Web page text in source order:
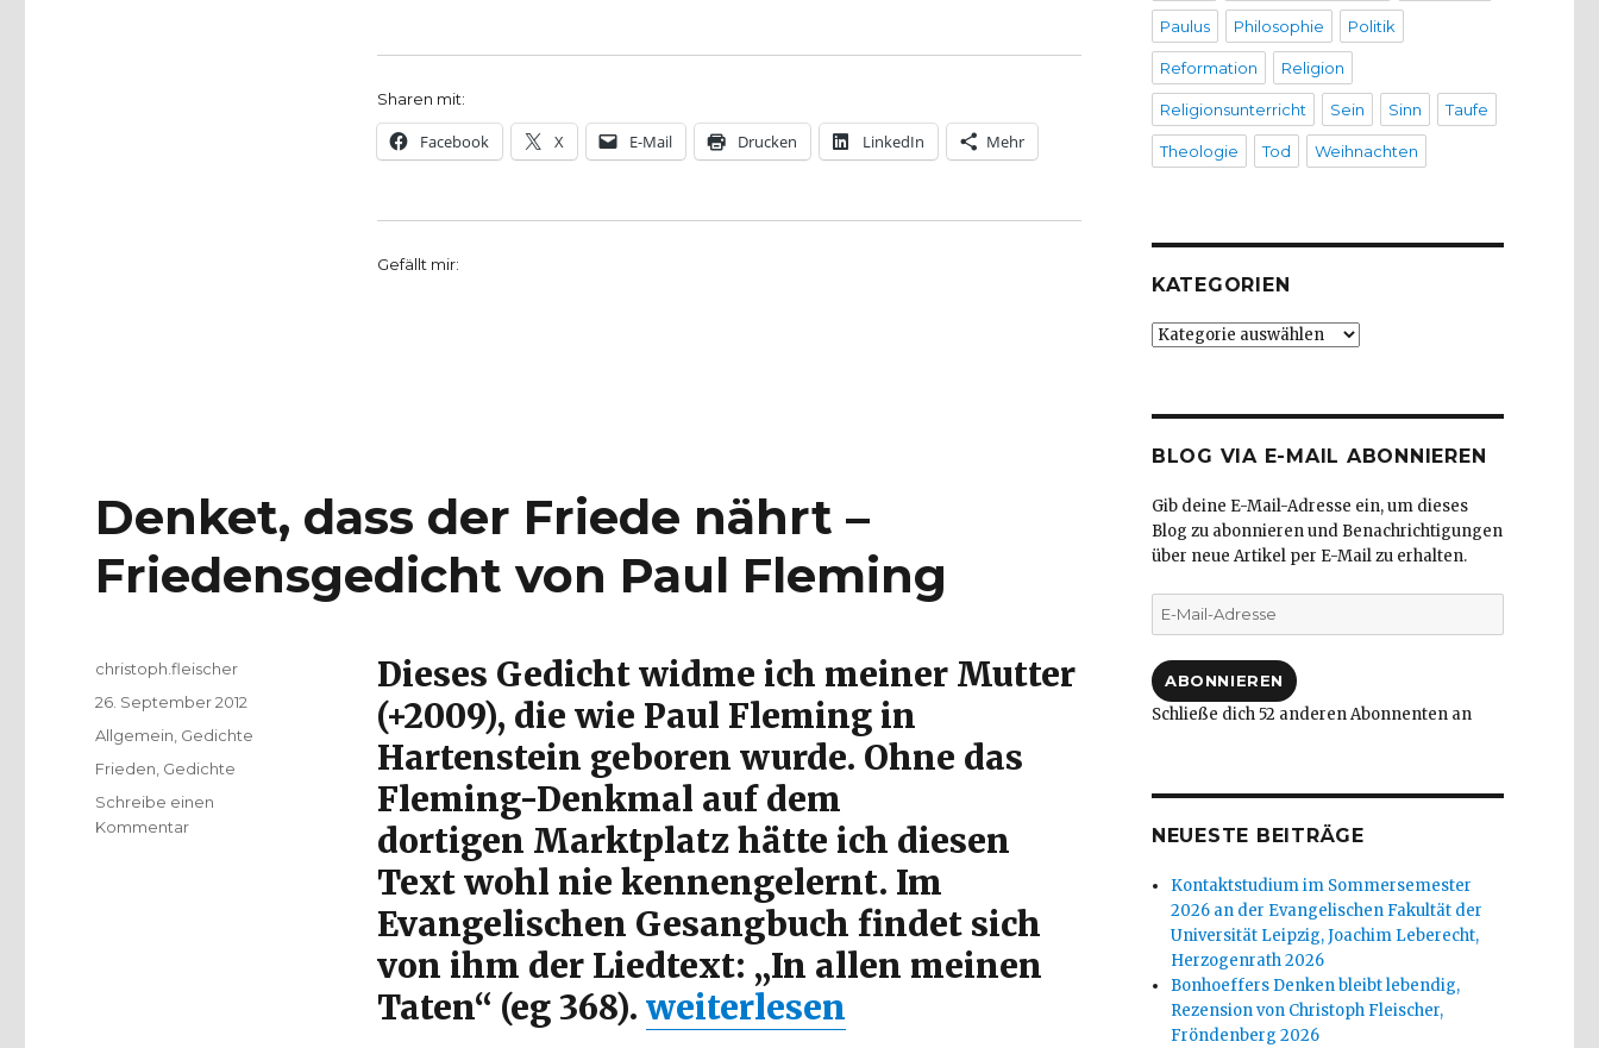
Sharen mit:
Facebook X E-Mail Drucken LinkedIn Mehr
Gefällt mir:
Denket, dass der Friede nährt –
Friedensgedicht von Paul Fleming
Dieses Gedicht widme ich meiner Mutter
(+2009), die wie Paul Fleming in
Hartenstein geboren wurde. Ohne das
Fleming-Denkmal auf dem
dortigen Marktplatz hätte ich diesen
Text wohl nie kennengelernt. Im
Evangelischen Gesangbuch findet sich
von ihm der Liedtext: „In allen meinen
Taten“ (eg 368). „Denket, dass der Friede nährt – Friedensgedicht von
weiterlesen
Autor
christoph.fleischer
Veröffentlicht
am
26. September 2012
Kategorien
Allgemein Gedichte
Schlagwörter
Frieden Gedichte
Schreibe einen
Kommentarzu
Paulus Philosophie Politik
Reformation Religion
Religionsunterricht Sein Sinn Taufe
Theologie Tod Weihnachten
KATEGORIEN
Kategorien
BLOG VIA E-MAIL ABONNIEREN
Gib deine E-Mail-Adresse ein, um dieses
Blog zu abonnieren und Benachrichtigungen
über neue Artikel per E-Mail zu erhalten.
E-
Mail-
ABONNIEREN
Schließe dich 52 anderen Abonnenten an
NEUESTE BEITRÄGE
Kontaktstudium im Sommersemester
2026 an der Evangelischen Fakultät der
Universität Leipzig, Joachim Leberecht,
Herzogenrath 2026
Bonhoeffers Denken bleibt lebendig,
Rezension von Christoph Fleischer,
Fröndenberg 2026